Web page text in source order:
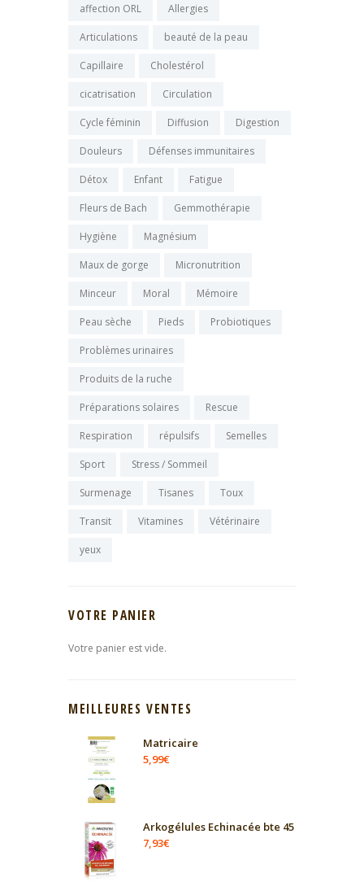
affection ORL Allergies
Articulations beauté de la peau
Capillaire Cholestérol
cicatrisation Circulation
Cycle féminin Diffusion Digestion
Douleurs Défenses immunitaires
Détox Enfant Fatigue
Fleurs de Bach Gemmothérapie
Hygiène Magnésium
Maux de gorge Micronutrition
Minceur Moral Mémoire
Peau sèche Pieds Probiotiques
Problèmes urinaires
Produits de la ruche
Préparations solaires Rescue
Respiration répulsifs Semelles
Sport Stress / Sommeil
Surmenage Tisanes Toux
Transit Vitamines Vétérinaire
yeux
VOTRE PANIER
Votre panier est vide.
MEILLEURES VENTES
Matricaire
5,99€
Arkogélules Echinacée bte 45
7,93€